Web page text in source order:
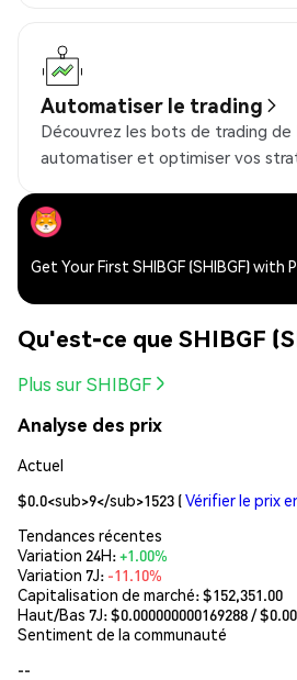
Automatiser le trading
Découvrez les bots de trading de
automatiser et optimiser vos
Get Your First SHIBGF (SHIBGF) with
Qu'est-ce que SHIBGF
Plus sur SHIBGF
Analyse des prix
Actuel
$0.0<sub>9</sub>1523 (Vérifier le prix
Tendances récentes
Variation 24H:+1.00%
Variation 7J: -11.10%
Capitalisation de marché:$152,351.00
Haut/Bas 7J: $0.000000000169288 / $
Sentiment de la communauté
--